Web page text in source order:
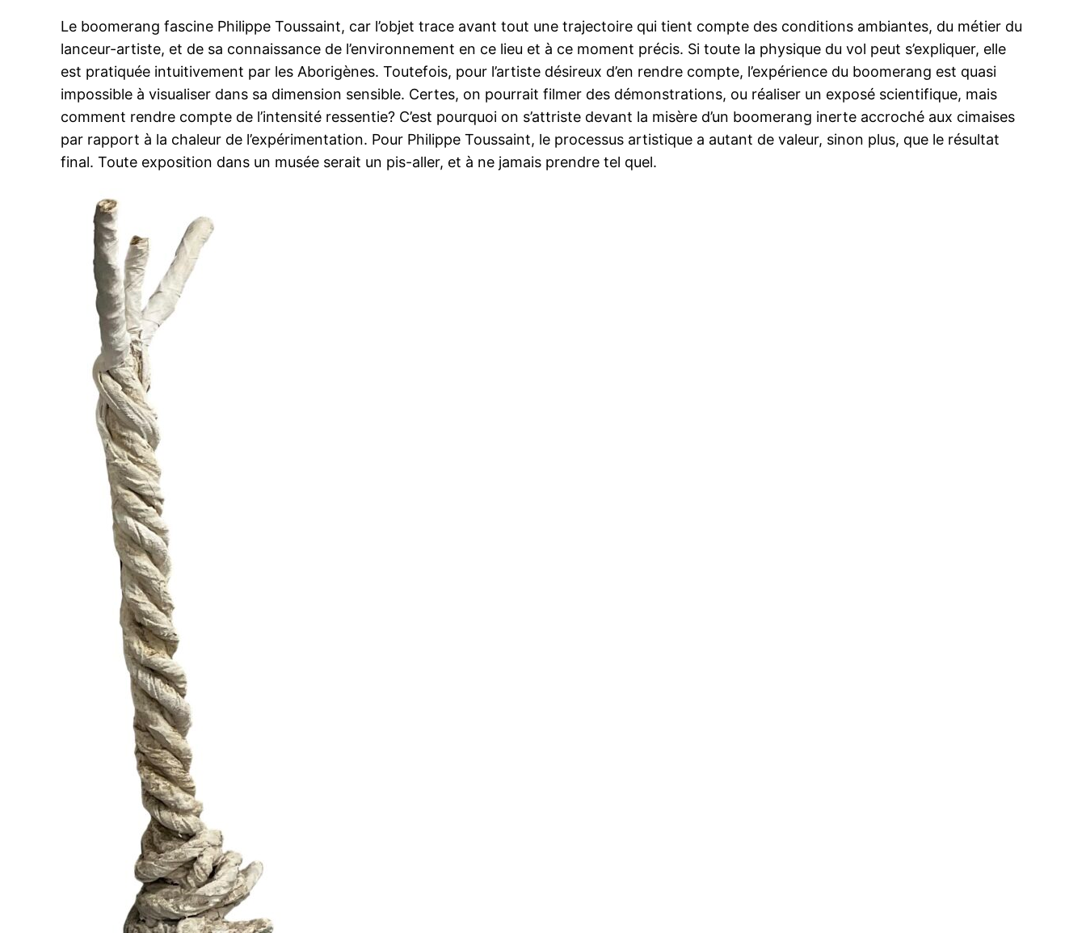
Le boomerang fascine Philippe Toussaint, car l’objet trace avant tout une trajectoire qui tient compte des conditions ambiantes, du métier du
lanceur-artiste, et de sa connaissance de l’environnement en ce lieu et à ce moment précis. Si toute la physique du vol peut s’expliquer, elle
est pratiquée intuitivement par les Aborigènes. Toutefois, pour l’artiste désireux d’en rendre compte, l’expérience du boomerang est quasi
impossible à visualiser dans sa dimension sensible. Certes, on pourrait filmer des démonstrations, ou réaliser un exposé scientifique, mais
comment rendre compte de l’intensité ressentie? C’est pourquoi on s’attriste devant la misère d’un boomerang inerte accroché aux cimaises
par rapport à la chaleur de l’expérimentation. Pour Philippe Toussaint, le processus artistique a autant de valeur, sinon plus, que le résultat
final. Toute exposition dans un musée serait un pis-aller, et à ne jamais prendre tel quel.